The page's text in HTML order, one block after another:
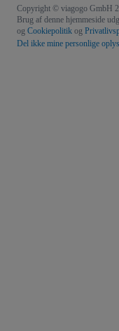
Copyright © viagogo GmbH
Brug af denne hjemmeside
og Cookiepolitik og
Del ikke mine personlige